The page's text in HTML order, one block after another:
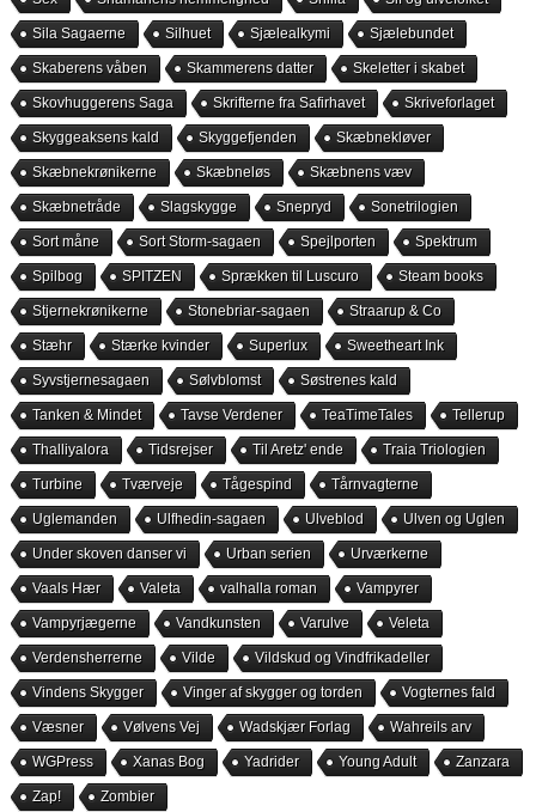
Sila Sagaerne Silhuet Sjælealkymi Sjælebundet
Skaberens våben Skammerens datter Skeletter i skabet
Skovhuggerens Saga Skrifterne fra Safirhavet Skriveforlaget
Skyggeaksens kald Skyggefjenden Skæbnekløver
Skæbnekrønikerne Skæbneløs Skæbnens væv
Skæbnetråde Slagskygge Snepryd Sonetrilogien
Sort måne Sort Storm-sagaen Spejlporten Spektrum
Spilbog SPITZEN Sprækken til Luscuro Steam books
Stjernekrønikerne Stonebriar-sagaen Straarup & Co
Stæhr Stærke kvinder Superlux Sweetheart Ink
Syvstjernesagaen Sølvblomst Søstrenes kald
Tanken & Mindet Tavse Verdener TeaTimeTales Tellerup
Thalliyalora Tidsrejser Til Aretz' ende Traia Triologien
Turbine Tværveje Tågespind Tårnvagterne
Uglemanden Ulfhedin-sagaen Ulveblod Ulven og Uglen
Under skoven danser vi Urban serien Urværkerne
Vaals Hær Valeta valhalla roman Vampyrer
Vampyrjægerne Vandkunsten Varulve Veleta
Verdensherrerne Vilde Vildskud og Vindfrikadeller
Vindens Skygger Vinger af skygger og torden Vogternes fald
Væsner Vølvens Vej Wadskjær Forlag Wahreils arv
WGPress Xanas Bog Yadrider Young Adult Zanzara
Zap! Zombier